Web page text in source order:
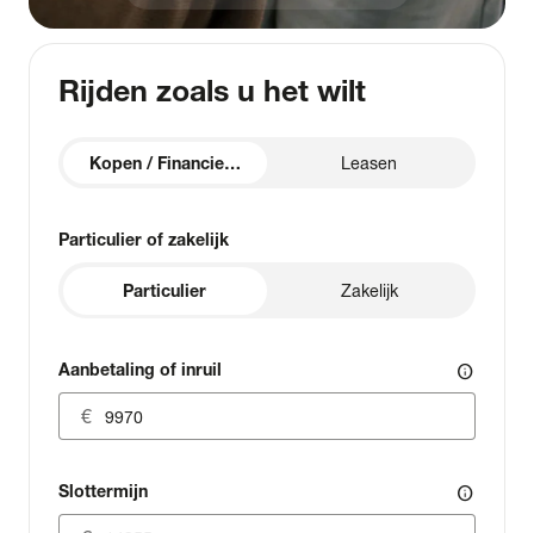
Rijden zoals u het wilt
Kopen / Financieren Leasen
Particulier of zakelijk
Particulier Zakelijk
Aanbetaling of inruil info
Slottermijn info